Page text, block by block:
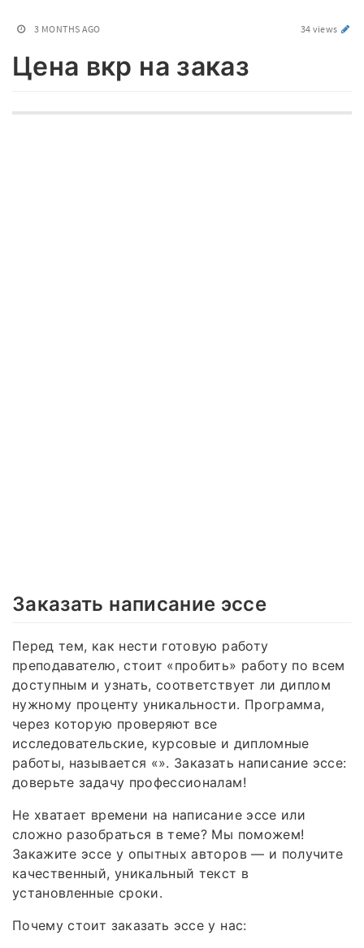
3 MONTHS AGO 34 views
Цена вкр на заказ
Заказать написание эссе
Перед тем, как нести готовую работу
преподавателю, стоит «пробить» работу по всем
доступным и узнать, соответствует ли диплом
нужному проценту уникальности. Программа,
через которую проверяют все
исследовательские, курсовые и дипломные
работы, называется «». Заказать написание эссе:
доверьте задачу профессионалам!
Не хватает времени на написание эссе или
сложно разобраться в теме? Мы поможем!
Закажите эссе у опытных авторов — и получите
качественный, уникальный текст в
установленные сроки.
Почему стоит заказать эссе у нас: